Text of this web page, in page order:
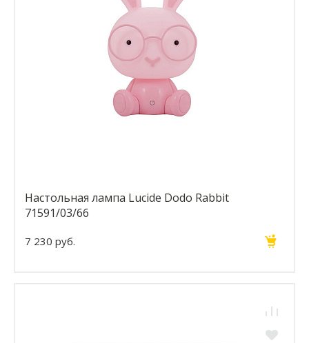
Настольная лампа Lucide Dodo Rabbit
71591/03/66
7 230 руб.